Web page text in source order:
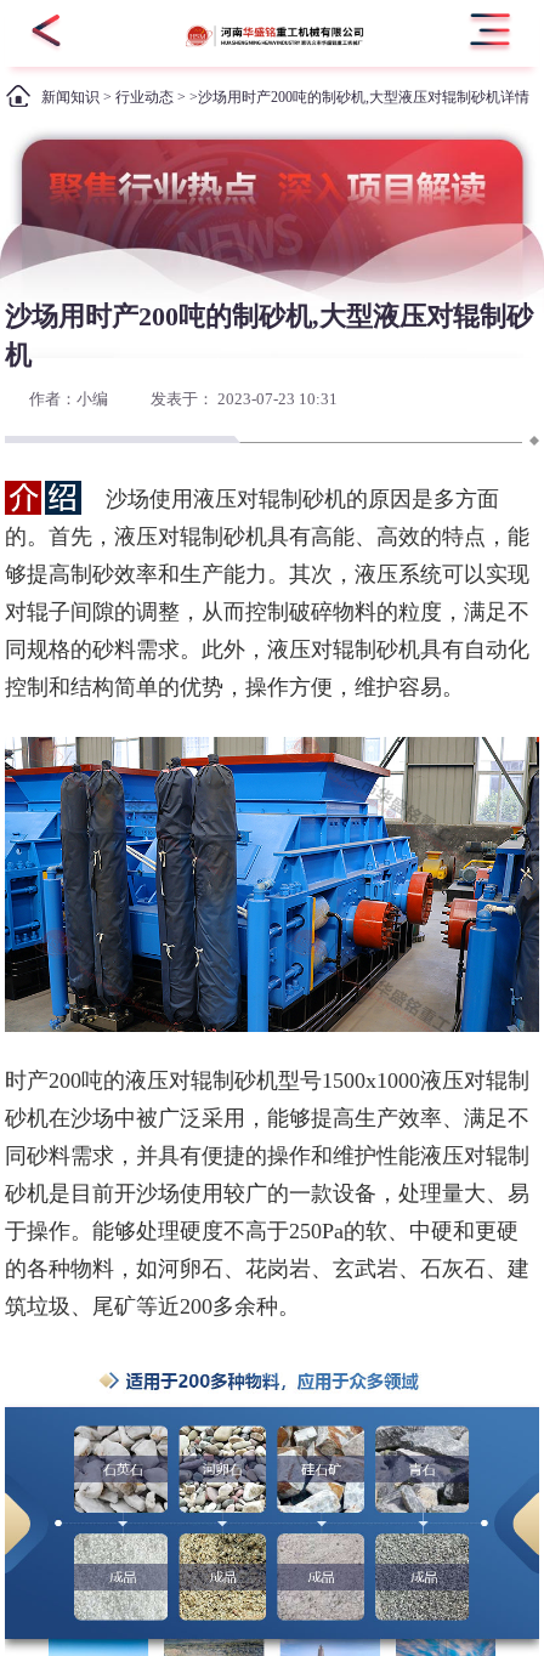
新闻知识 >行业动态 > >沙场用时产200吨的制砂机,大型液压对辊制砂机详情
沙场用时产200吨的制砂机,大型液压对辊制砂
机
作者：小编 发表于： 2023-07-23 10:31
沙场使用液压对辊制砂机的原因是多方面
的。首先，液压对辊制砂机具有高能、高效的特点，能
够提高制砂效率和生产能力。其次，液压系统可以实现
对辊子间隙的调整，从而控制破碎物料的粒度，满足不
同规格的砂料需求。此外，液压对辊制砂机具有自动化
控制和结构简单的优势，操作方便，维护容易。
时产200吨的液压对辊制砂机型号1500x1000液压对辊制
砂机在沙场中被广泛采用，能够提高生产效率、满足不
同砂料需求，并具有便捷的操作和维护性能液压对辊制
砂机是目前开沙场使用较广的一款设备，处理量大、易
于操作。能够处理硬度不高于250Pa的软、中硬和更硬
的各种物料，如河卵石、花岗岩、玄武岩、石灰石、建
筑垃圾、尾矿等近200多余种。